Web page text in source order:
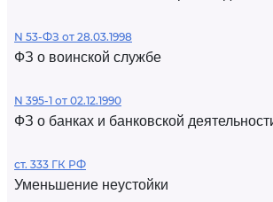
N 53-ФЗ от 28.03.1998
ФЗ о воинской службе
N 395-1 от 02.12.1990
ФЗ о банках и банковской
ст. 333 ГК РФ
Уменьшение неустойки